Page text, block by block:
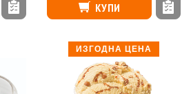
КУПИ
ИЗГОДНА ЦЕНА